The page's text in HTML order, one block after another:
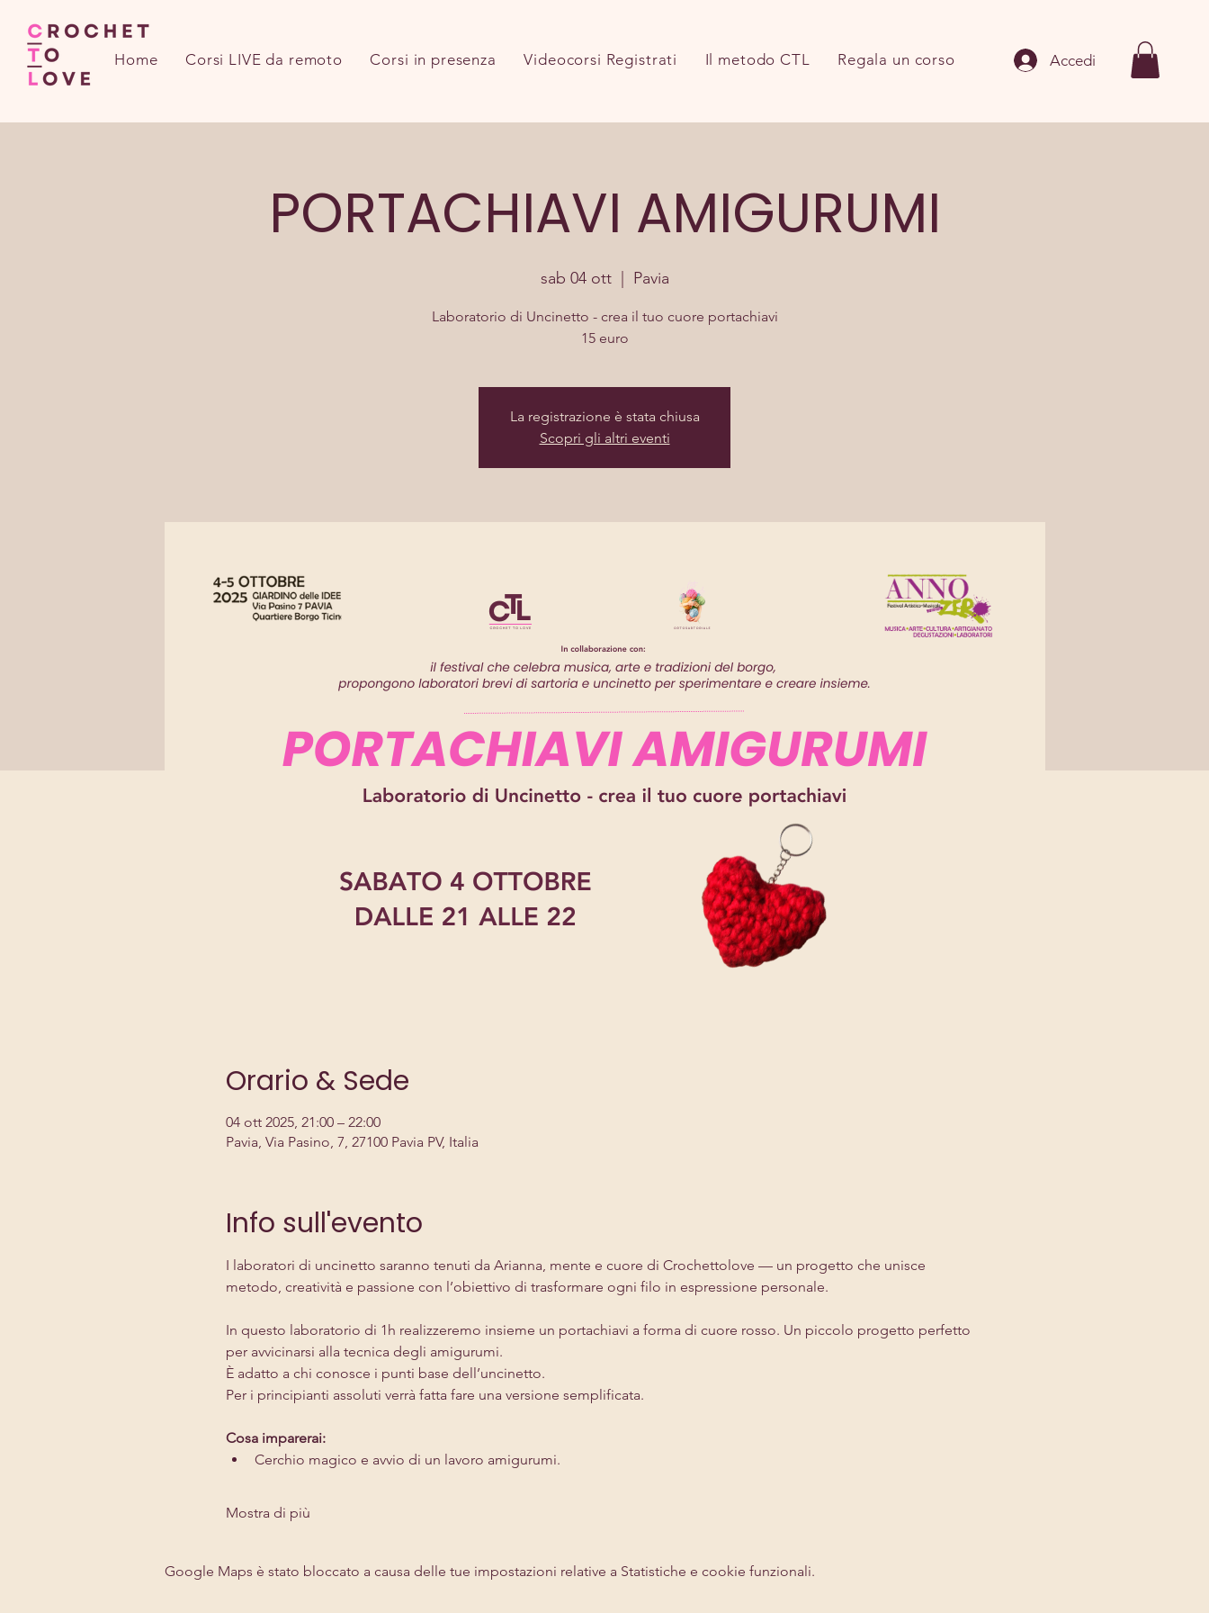
Home Corsi LIVE da remoto Corsi in presenza Videocorsi Registrati Il metodo CTL Regala un corso Accedi
PORTACHIAVI AMIGURUMI
sab 04 ott
  |
Pavia
Laboratorio di Uncinetto - crea il tuo cuore portachiavi
15 euro
La registrazione è stata chiusa
Scopri gli altri eventi
Orario & Sede
04 ott 2025, 21:00 – 22:00
Pavia, Via Pasino, 7, 27100 Pavia PV, Italia
Info sull'evento
I laboratori di uncinetto saranno tenuti da Arianna, mente e cuore di Crochettolove — un progetto che unisce
metodo, creatività e passione con l’obiettivo di trasformare ogni filo in espressione personale.
In questo laboratorio di 1h realizzeremo insieme un portachiavi a forma di cuore rosso. Un piccolo progetto perfetto
per avvicinarsi alla tecnica degli amigurumi.
È adatto a chi conosce i punti base dell’uncinetto.
Per i principianti assoluti verrà fatta fare una versione semplificata.
Cosa imparerai:
Cerchio magico e avvio di un lavoro amigurumi.
Mostra di più
Google Maps è stato bloccato a causa delle tue impostazioni relative a Statistiche e cookie funzionali.